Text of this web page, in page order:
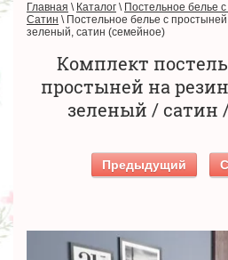
Главная \ Каталог \ Постельное белье
Сатин \ Постельное белье с
зеленый, сатин (семейное)
Комплект
простыней на
зеленый /
Предыдущий